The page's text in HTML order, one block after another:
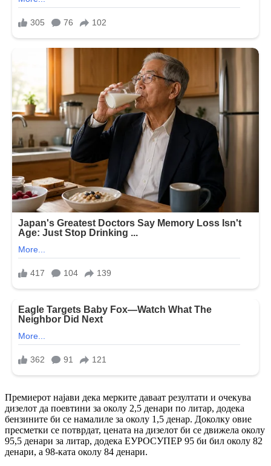
Премиерот најави дека мерките даваат резултати и очекува
дизелот да поевтини за околу 2,5 денари по литар, додека
бензините би се намалиле за околу 1,5 денар. Доколку овие
пресметки се потврдат, цената на дизелот би се движела околу
95,5 денари за литар, додека ЕУРОСУПЕР 95 би бил околу 82
денари, а 98-ката околу 84 денари.